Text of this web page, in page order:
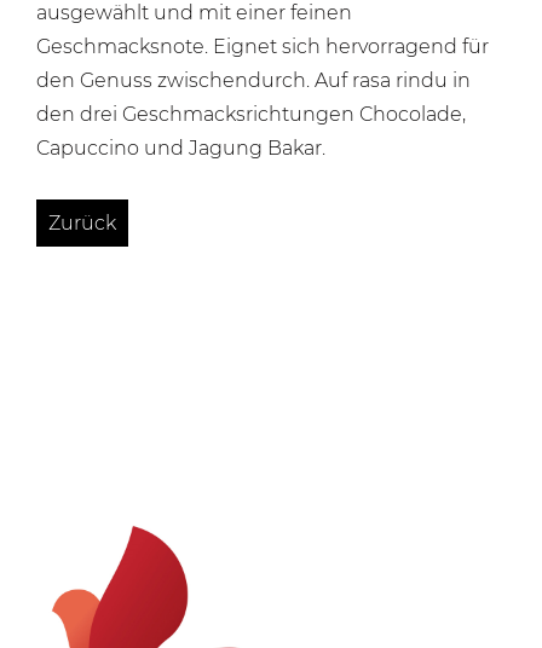
ausgewählt und mit einer feinen
Geschmacksnote. Eignet sich hervorragend für
den Genuss zwischendurch. Auf rasa rindu in
den drei Geschmacksrichtungen Chocolade,
Capuccino und Jagung Bakar.
Zurück